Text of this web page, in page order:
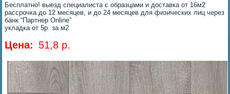
Бесплатно! выезд специалиста с образцами и доставка от 16м2
рассрочка до 12 месяцев, и до 24 месяцев для физических лиц через
банк “Партнер Online”
укладка от 5р. за м2
Цена: 51,8 p.